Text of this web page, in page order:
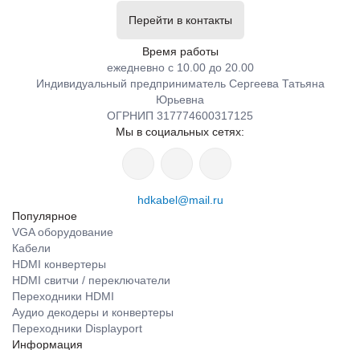
Перейти в контакты
Время работы
ежедневно с 10.00 до 20.00
Индивидуальный предприниматель Сергеева Татьяна
Юрьевна
ОГРНИП 317774600317125
Мы в социальных сетях:
hdkabel@mail.ru
Популярное
VGA оборудование
Кабели
HDMI конвертеры
HDMI свитчи / переключатели
Переходники HDMI
Аудио декодеры и конвертеры
Переходники Displayport
Информация